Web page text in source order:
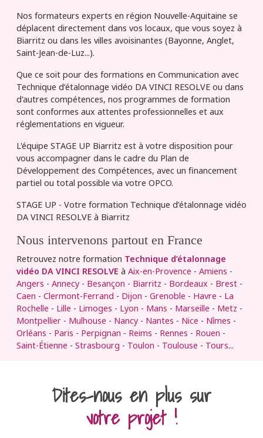
Nos formateurs experts en région Nouvelle-Aquitaine se
déplacent directement dans vos locaux, que vous soyez à
Biarritz ou dans les villes avoisinantes (Bayonne, Anglet,
Saint-Jean-de-Luz...).
Que ce soit pour des formations en Communication avec
Technique d’étalonnage vidéo DA VINCI RESOLVE ou dans
d'autres compétences, nos programmes de formation
sont conformes aux attentes professionnelles et aux
réglementations en vigueur.
L'équipe STAGE UP Biarritz est à votre disposition pour
vous accompagner dans le cadre du Plan de
Développement des Compétences, avec un financement
partiel ou total possible via votre OPCO.
STAGE UP - Votre formation Technique d’étalonnage vidéo
DA VINCI RESOLVE à Biarritz
Nous intervenons partout en France
Retrouvez notre formation Technique d’étalonnage
vidéo DA VINCI RESOLVE à Aix-en-Provence - Amiens -
Angers - Annecy - Besançon - Biarritz - Bordeaux - Brest -
Caen - Clermont-Ferrand - Dijon - Grenoble - Havre - La
Rochelle - Lille - Limoges - Lyon - Mans - Marseille - Metz -
Montpellier - Mulhouse - Nancy - Nantes - Nice - Nîmes -
Orléans - Paris - Perpignan - Reims - Rennes - Rouen -
Saint-Étienne - Strasbourg - Toulon - Toulouse - Tours...
Dites-nous en plus sur
votre projet !